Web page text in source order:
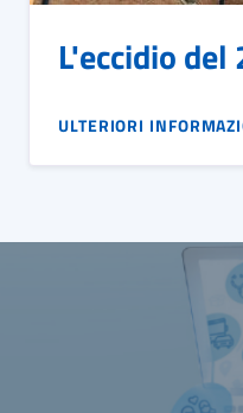
L'eccidio
ULTERIORI